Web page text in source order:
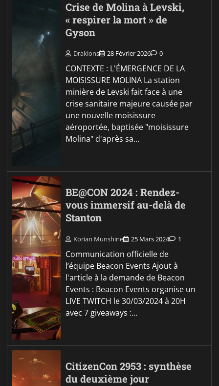
Crise de Molina à Levski,
« respirer la mort » de
Gyson
Drakions 28 Février 2026 0
CONTEXTE : L'ÉMERGENCE DE LA
MOISISSURE MOLINA La station
minière de Levski fait face à une
crise sanitaire majeure causée par
une nouvelle moisissure
aéroportée, baptisée "moisissure
Molina" d'après sa…
BE@CON 2024 : Rendez-
vous immersif au-delà de
Stanton
Korian Munshine 25 Mars 2024 1
Communication officielle de
l’équipe Beacon Events Ajout à
l'article à la demande de Beacon
Events : Beacon Events organise un
LIVE TWITCH le 30/03/2024 à 20H
avec 7 giveaways :…
CitizenCon 2953 : synthèse
du deuxième jour